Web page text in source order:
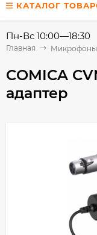
КАТАЛОГ
Пн-Вс 10:00—18:30
Главная Микрофоны
COMICA
адаптер